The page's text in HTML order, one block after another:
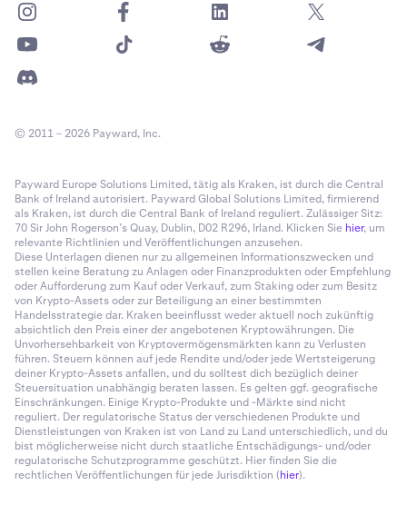
© 2011 – 2026 Payward, Inc.
Payward Europe Solutions Limited, tätig als Kraken, ist durch die Central
Bank of Ireland autorisiert. Payward Global Solutions Limited, firmierend
als Kraken, ist durch die Central Bank of Ireland reguliert. Zulässiger Sitz:
70 Sir John Rogerson’s Quay, Dublin, D02 R296, Irland. Klicken Sie hier, um
relevante Richtlinien und Veröffentlichungen anzusehen.
Diese Unterlagen dienen nur zu allgemeinen Informationszwecken und
stellen keine Beratung zu Anlagen oder Finanzprodukten oder Empfehlung
oder Aufforderung zum Kauf oder Verkauf, zum Staking oder zum Besitz
von Krypto-Assets oder zur Beteiligung an einer bestimmten
Handelsstrategie dar. Kraken beeinflusst weder aktuell noch zukünftig
absichtlich den Preis einer der angebotenen Kryptowährungen. Die
Unvorhersehbarkeit von Kryptovermögensmärkten kann zu Verlusten
führen. Steuern können auf jede Rendite und/oder jede Wertsteigerung
deiner Krypto-Assets anfallen, und du solltest dich bezüglich deiner
Steuersituation unabhängig beraten lassen. Es gelten ggf. geografische
Einschränkungen. Einige Krypto-Produkte und -Märkte sind nicht
reguliert. Der regulatorische Status der verschiedenen Produkte und
Dienstleistungen von Kraken ist von Land zu Land unterschiedlich, und du
bist möglicherweise nicht durch staatliche Entschädigungs- und/oder
regulatorische Schutzprogramme geschützt. Hier finden Sie die
rechtlichen Veröffentlichungen für jede Jurisdiktion (hier).